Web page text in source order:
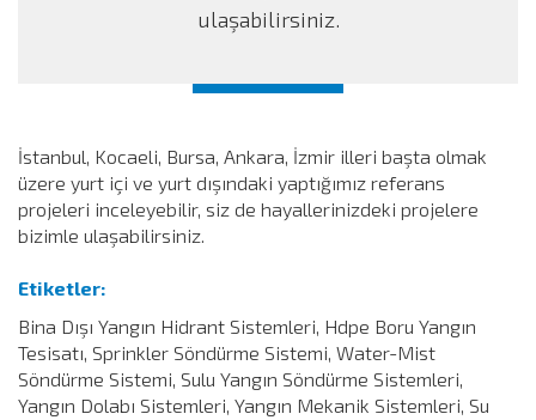
ulaşabilirsiniz.
İstanbul, Kocaeli, Bursa, Ankara, İzmir illeri başta olmak
üzere yurt içi ve yurt dışındaki yaptığımız referans
projeleri inceleyebilir, siz de hayallerinizdeki projelere
bizimle ulaşabilirsiniz.
Etiketler:
Bina Dışı Yangın Hidrant Sistemleri, Hdpe Boru Yangın
Tesisatı, Sprinkler Söndürme Sistemi, Water-Mist
Söndürme Sistemi, Sulu Yangın Söndürme Sistemleri,
Yangın Dolabı Sistemleri, Yangın Mekanik Sistemleri, Su